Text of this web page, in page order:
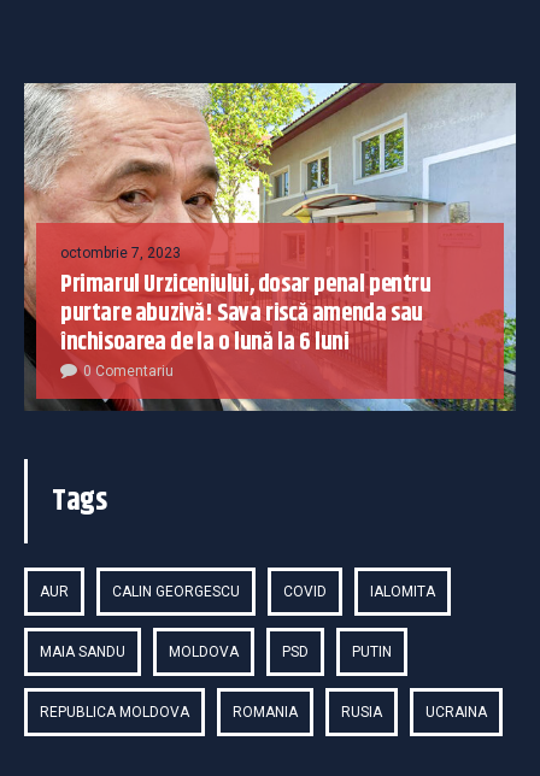
octombrie 7, 2023
Primarul Urziceniului, dosar penal pentru
purtare abuzivă! Sava riscă amenda sau
închisoarea de la o lună la 6 luni
0 Comentariu
Tags
AUR CALIN GEORGESCU COVID IALOMITA
MAIA SANDU MOLDOVA PSD PUTIN
REPUBLICA MOLDOVA ROMANIA RUSIA UCRAINA